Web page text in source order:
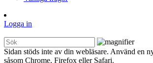
Logga in
Sidan stöds inte av din webläsare. Använd en
såsom Chrome, Firefox eller Safari.